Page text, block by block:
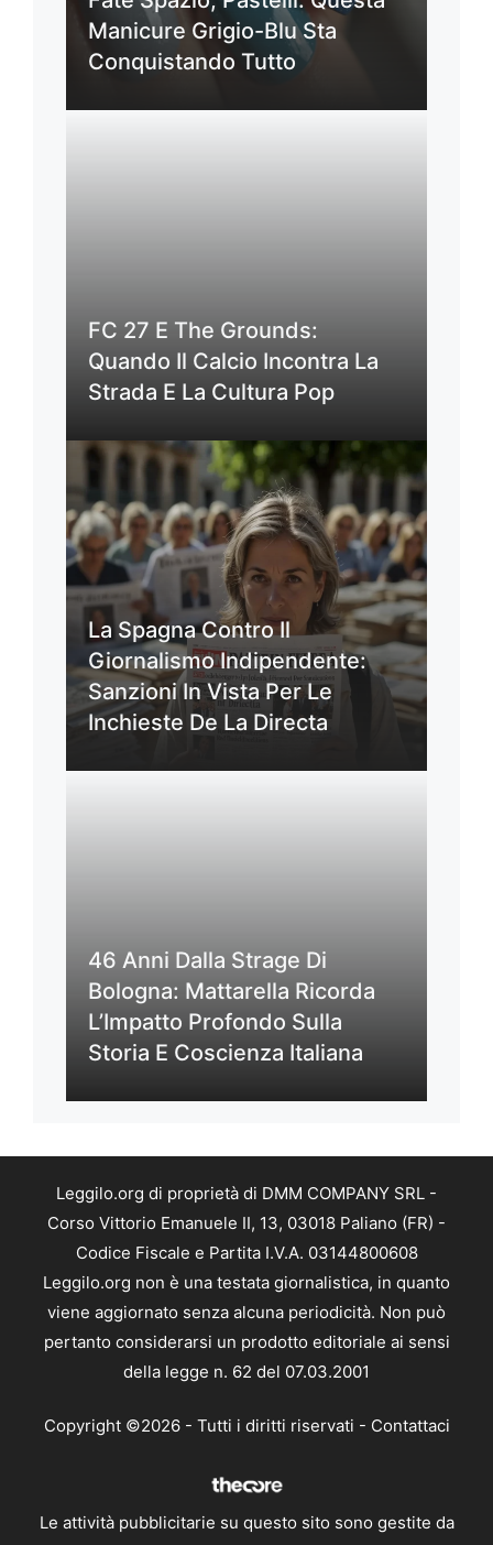
Manicure Grigio-Blu Sta
Conquistando Tutto
FC 27 E The Grounds:
Quando Il Calcio Incontra La
Strada E La Cultura Pop
La Spagna Contro Il
Giornalismo Indipendente:
Sanzioni In Vista Per Le
Inchieste De La Directa
46 Anni Dalla Strage Di
Bologna: Mattarella Ricorda
L’Impatto Profondo Sulla
Storia E Coscienza Italiana
Leggilo.org di proprietà di DMM COMPANY SRL -
Corso Vittorio Emanuele II, 13, 03018 Paliano (FR) -
Codice Fiscale e Partita I.V.A. 03144800608
Leggilo.org non è una testata giornalistica, in quanto
viene aggiornato senza alcuna periodicità. Non può
pertanto considerarsi un prodotto editoriale ai sensi
della legge n. 62 del 07.03.2001
Copyright ©2026 - Tutti i diritti riservati - Contattaci
Le attività pubblicitarie su questo sito sono gestite da